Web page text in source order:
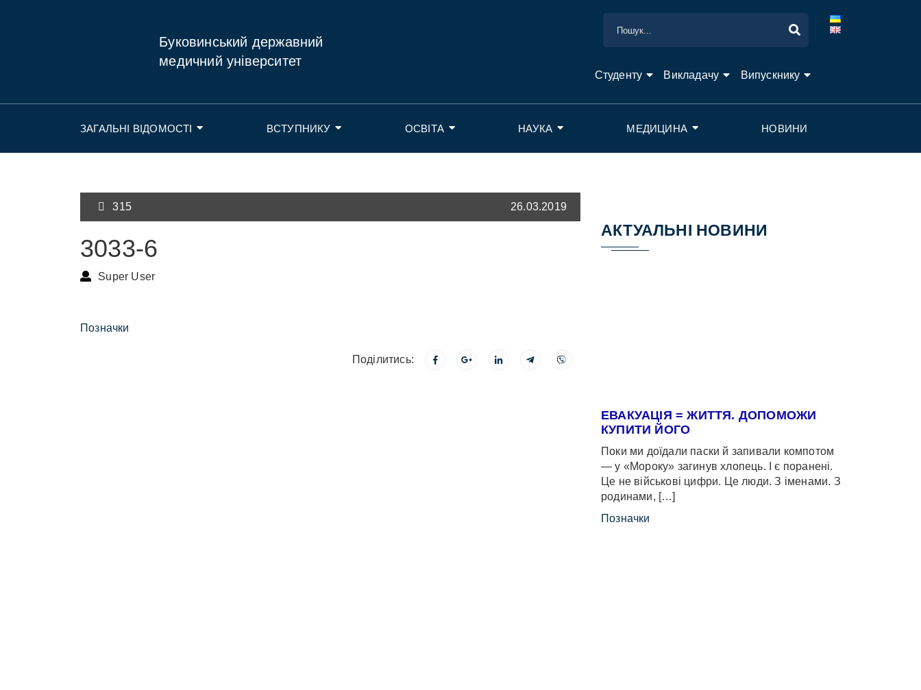
Буковинський державний
медичний університет
Студенту Викладачу Випускнику
ЗАГАЛЬНІ ВІДОМОСТІ ВСТУПНИКУ ОСВІТА НАУКА МЕДИЦИНА НОВИНИ
315 26.03.2019
3033-6
Super User
Позначки
Поділитись:
АКТУАЛЬНІ НОВИНИ
ЕВАКУАЦІЯ = ЖИТТЯ. ДОПОМОЖИ
КУПИТИ ЙОГО
Поки ми доїдали паски й запивали компотом
— у «Мороку» загинув хлопець. І є поранені.
Це не військові цифри. Це люди. З іменами. З
родинами, […]
Позначки